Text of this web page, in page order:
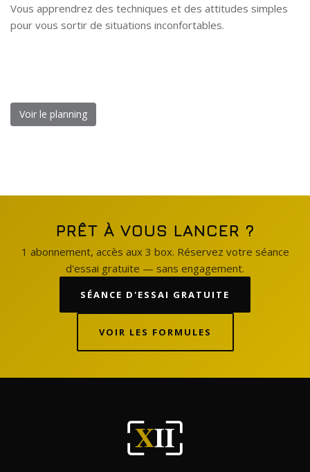
Vous apprendrez des techniques et des attitudes simples
pour vous sortir de situations inconfortables.
Voir le planning
PRÊT À VOUS LANCER ?
1 abonnement, accès aux 3 box. Réservez votre séance
d'essai gratuite — sans engagement.
SÉANCE D'ESSAI GRATUITE
VOIR LES FORMULES